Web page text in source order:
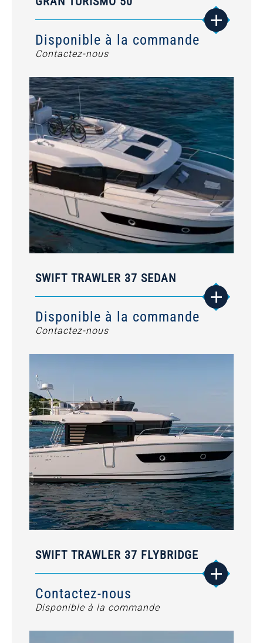
Disponible à la commande
Contactez-nous
SWIFT TRAWLER 37 SEDAN
Disponible à la commande
Contactez-nous
SWIFT TRAWLER 37 FLYBRIDGE
Contactez-nous
Disponible à la commande